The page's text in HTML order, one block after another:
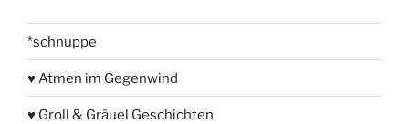
*schnuppe
♥ Atmen im Gegenwind
♥ Groll & Gräuel Geschichten